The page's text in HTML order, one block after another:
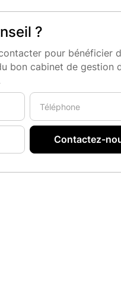
?
pour bénéficier
bon cabinet de gestion